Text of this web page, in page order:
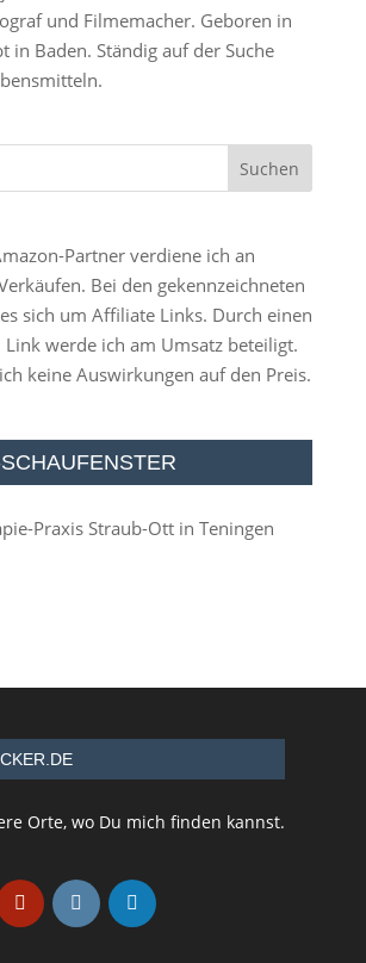
und Filmemacher. Geboren in
in Baden. Ständig auf der Suche
Partner verdiene ich an
Bei den gekennzeichneten
sich um Affiliate Links. Durch einen
Link werde ich am Umsatz beteiligt.
keine Auswirkungen auf den Preis.
Orte, wo Du mich finden kannst.